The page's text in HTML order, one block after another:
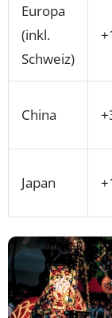
Europa
(inkl.
Schweiz)
China
Japan